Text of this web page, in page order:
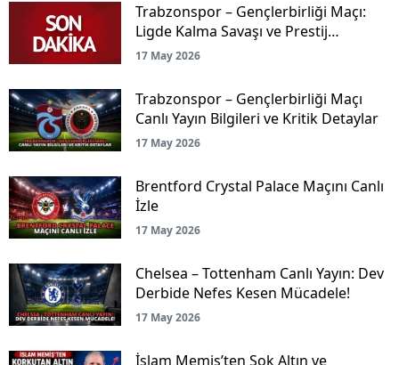
Trabzonspor – Gençlerbirliği Maçı:
Ligde Kalma Savaşı ve Prestij
Mücadelesi Canlı Yayınla Ekranlarda!
17 May 2026
Trabzonspor – Gençlerbirliği Maçı
Canlı Yayın Bilgileri ve Kritik Detaylar
17 May 2026
Brentford Crystal Palace Maçını Canlı
İzle
17 May 2026
Chelsea – Tottenham Canlı Yayın: Dev
Derbide Nefes Kesen Mücadele!
17 May 2026
İslam Memiş’ten Şok Altın ve